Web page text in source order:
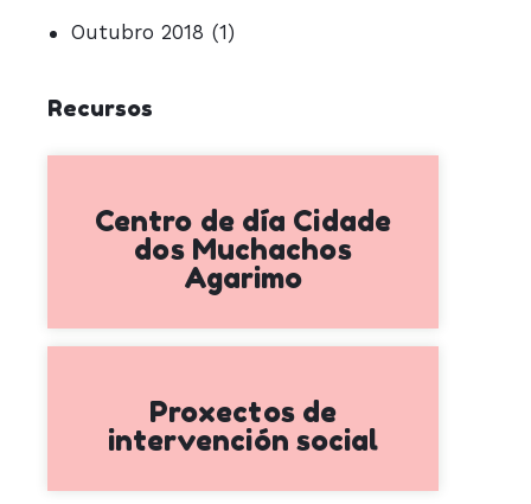
Outubro 2018 (1)
Recursos
Centro de día Cidade
dos Muchachos
Agarimo
Proxectos de
intervención social